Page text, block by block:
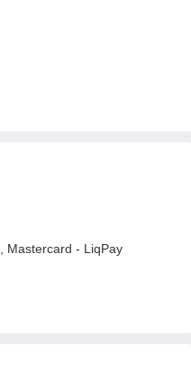
Mastercard - LiqPay